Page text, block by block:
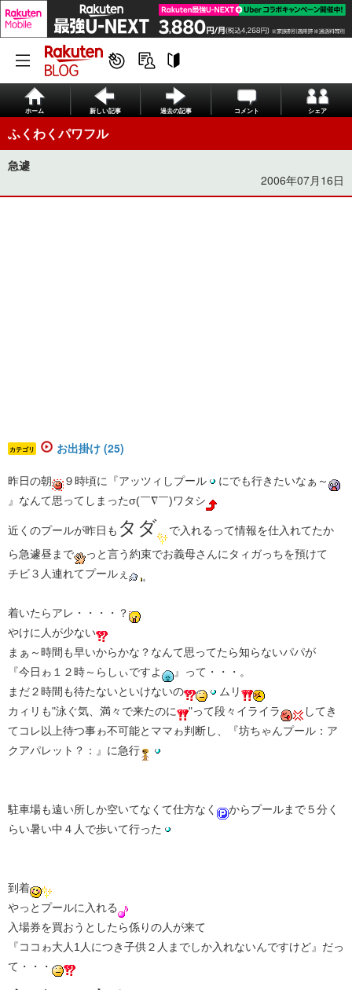
ホーム 新しい記事 過去の記事 コメント シェア
ふくわくパワフル
急遽
2006年07月16日
カテゴリ お出掛け (25)
昨日の朝 ９時頃に『アッツィしプール
にでも行きたいなぁ～
』なんて思ってしまったσ(￣∇￣)ワタシ
近くのプールが昨日も タダ
で入れるって情報を仕入れてたか
ら急遽昼まで
っと言う約束でお義母さんにタィガっちを預けて
チビ３人連れてプールぇ
着いたらアレ・・・・？
やけに人が少ない
まぁ～時間も早いからかな？なんて思ってたら知らないパパが
『今日ゎ１２時～らしぃですよ
』って・・・。
まだ２時間も待たないといけないの
ムリ
カィリも"泳ぐ気、満々で来たのに
"って段々イライラ
してき
てコレ以上待つ事ゎ不可能とママゎ判断し、『坊ちゃんプール：ア
クアパレット？：』に急行
駐車場も遠い所しか空いてなくて仕方なく
からプールまで５分く
らい暑い中４人で歩いて行った
到着
やっとプールに入れる
入場券を買おうとしたら係りの人が来て
『ココゎ大人1人につき子供２人までしか入れないんですけど』だっ
て・・・